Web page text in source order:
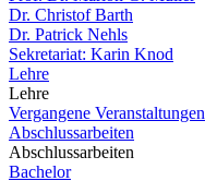
Dr. Christof Barth
Dr. Patrick Nehls
Sekretariat: Karin Knod
Lehre
Lehre
Vergangene Veranstaltungen
Abschlussarbeiten
Abschlussarbeiten
Bachelor